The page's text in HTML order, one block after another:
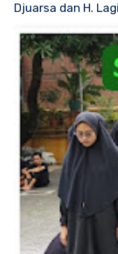
Djuarsa dan H.